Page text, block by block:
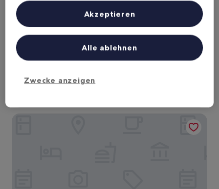
Mes Amis Beach Guesthouse
Mes Amis Beach Guesthouse
3.5-
Sterne-
Inhalte, Messung von Werbeleistung und der Performance von Inhalten,
Zielgruppenforschung sowie Entwicklung und Verbesserung von
Liste der Partner (Lieferanten)
Zwecke anzeigen
Alle ablehnen
Akzeptieren